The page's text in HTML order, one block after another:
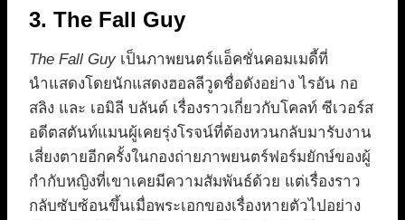
3. The Fall Guy
The Fall Guy เป็นภาพยนตร์แอ็คชั่นคอมเมดี้ที่
นำแสดงโดยนักแสดงฮอลลีวูดชื่อดังอย่าง ไรอัน กอ
สลิง และ เอมิลี บลันต์ เรื่องราวเกี่ยวกับโคลท์ ซีเวอร์ส
อดีตสตันท์แมนผู้เคยรุ่งโรจน์ที่ต้องหวนกลับมารับงาน
เสี่ยงตายอีกครั้งในกองถ่ายภาพยนตร์ฟอร์มยักษ์ของผู้
กำกับหญิงที่เขาเคยมีความสัมพันธ์ด้วย แต่เรื่องราว
กลับซับซ้อนขึ้นเมื่อพระเอกของเรื่องหายตัวไปอย่าง